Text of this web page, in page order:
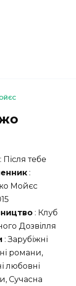
: Після тебе
:
Мойєс
: Клуб
Дозвілля
: Зарубіжні
романи,
любовні
Сучасна